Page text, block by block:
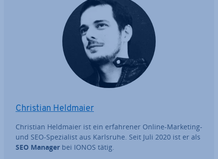
Christian Heldmaier
Christian Heldmaier ist ein er­fah­re­ner Online-Marketing-
und SEO-Spe­zia­list aus Karlsruhe. Seit Juli 2020 ist er als
SEO Manager bei IONOS tätig.